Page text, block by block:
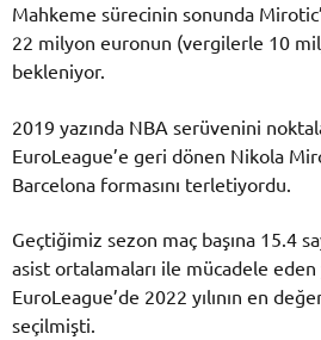
Mahkeme sürecinin sonunda
22 milyon euronun (vergilerle 10
bekleniyor.
2019 yazında NBA serüvenini
EuroLeague’e geri dönen Nikola
Barcelona formasını terletiyordu.
Geçtiğimiz sezon maç başına 15.4
asist ortalamaları ile mücadele eden
EuroLeague’de 2022 yılının en
seçilmişti.